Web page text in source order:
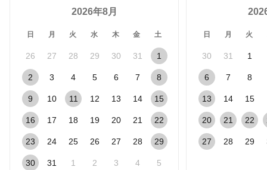
2026年8月
日 月 火 水 木 金 土
26 27 28 29 30 31 1
2 3 4 5 6 7 8
9 10 11 12 13 14 15
16 17 18 19 20 21 22
23 24 25 26 27 28 29
30 31 1 2 3 4 5
日 月 火
30 31 1
6 7 8
13 14 15
20 21 22
27 28 29